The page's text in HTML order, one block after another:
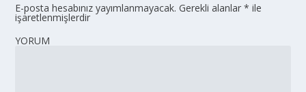
E-posta hesabınız yayımlanmayacak. Gerekli alanlar* ile
işaretlenmişlerdir
YORUM